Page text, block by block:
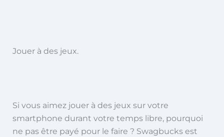
Jouer à des jeux.
Si vous aimez jouer à des jeux sur votre
smartphone durant votre temps libre, pourquoi
ne pas être payé pour le faire ? Swagbucks est